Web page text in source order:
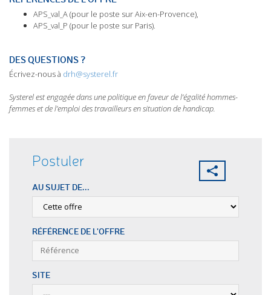
APS_val_A (pour le poste sur Aix-en-Provence),
APS_val_P (pour le poste sur Paris).
DES QUESTIONS ?
Écrivez-nous à drh@systerel.fr
Systerel est engagée dans une politique en faveur de l’égalité hommes-
femmes et de l’emploi des travailleurs en situation de handicap.
Postuler
AU SUJET DE...
RÉFÉRENCE DE L'OFFRE
SITE